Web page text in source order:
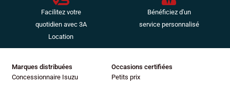
Facilitez votre
quotidien avec 3A
Location
Bénéficiez d'un
service personnalisé
Marques distribuées
Concessionnaire Isuzu
Occasions certifiées
Petits prix